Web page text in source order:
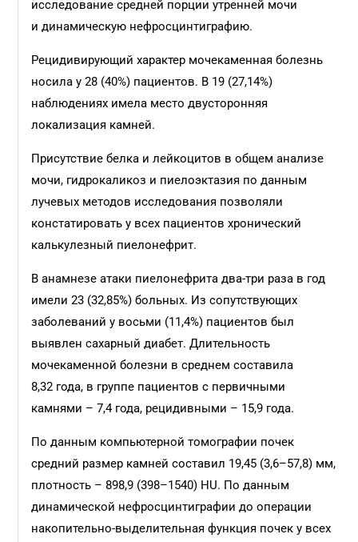
исследование средней порции утренней мочи
и динамическую нефросцинтиграфию.
Рецидивирующий характер мочекаменная болезнь
носила у 28 (40%) пациентов. В 19 (27,14%)
наблюдениях имела место двусторонняя
локализация камней.
Присутствие белка и лейкоцитов в общем анализе
мочи, гидрокаликоз и пиелоэктазия по данным
лучевых методов исследования позволяли
констатировать у всех пациентов хронический
калькулезный пиелонефрит.
В анамнезе атаки пиелонефрита два-три раза в год
имели 23 (32,85%) больных. Из сопутствующих
заболеваний у восьми (11,4%) пациентов был
выявлен сахарный диабет. Длительность
мочекаменной болезни в среднем составила
8,32 года, в группе пациентов с первичными
камнями – 7,4 года, рецидивными – 15,9 года.
По данным компьютерной томо­графии почек
средний размер камней составил 19,45 (3,6–57,8) мм,
плотность – 898,9 (398–1540) HU. По данным
динамической нефросцинтиграфии до операции
накопительно-выделительная функция почек у всех